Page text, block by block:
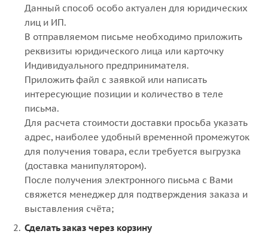
Данный способ особо актуален для юридических
лиц и ИП.
В отправляемом письме необходимо приложить
реквизиты юридического лица или карточку
Индивидуального предпринимателя.
Приложить файл с заявкой или написать
интересующие позиции и количество в теле
письма.
Для расчета стоимости доставки просьба указать
адрес, наиболее удобный временной промежуток
для получения товара, если требуется выгрузка
(доставка манипулятором).
После получения электронного письма с Вами
свяжется менеджер для подтверждения заказа и
выставления счёта;
Сделать заказ через корзину